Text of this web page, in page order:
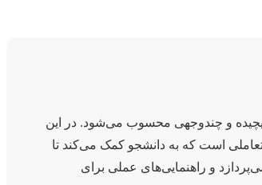
پیچیده و چندوجهی محسوب می‌شود. در این
است که به دانشجو کمک می‌کند تا
و راهنمایی‌های عملی برای